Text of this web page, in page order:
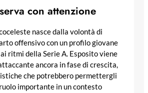
con attenzione
nasce dalla volontà di
offensivo con un profilo giovane
ritmi della Serie A. Esposito viene
ancora in fase di crescita,
che potrebbero permettergli
importante in un contesto